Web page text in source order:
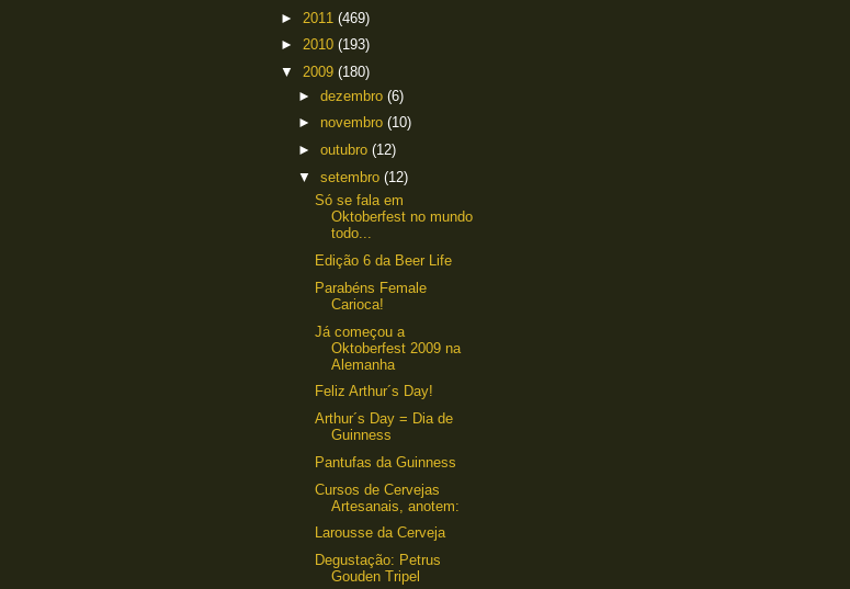
► 2011 (469)
► 2010 (193)
▼ 2009 (180)
► dezembro (6)
► novembro (10)
► outubro (12)
▼ setembro (12)
Só se fala em
Oktoberfest no mundo
todo...
Edição 6 da Beer Life
Parabéns Female
Carioca!
Já começou a
Oktoberfest 2009 na
Alemanha
Feliz Arthur´s Day!
Arthur´s Day = Dia de
Guinness
Pantufas da Guinness
Cursos de Cervejas
Artesanais, anotem:
Larousse da Cerveja
Degustação: Petrus
Gouden Tripel